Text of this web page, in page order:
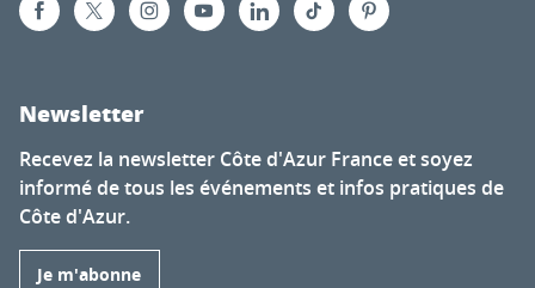
Newsletter
Recevez la newsletter Côte d'Azur France et soyez
informé de tous les événements et infos pratiques de
Côte d'Azur.
Je m'abonne